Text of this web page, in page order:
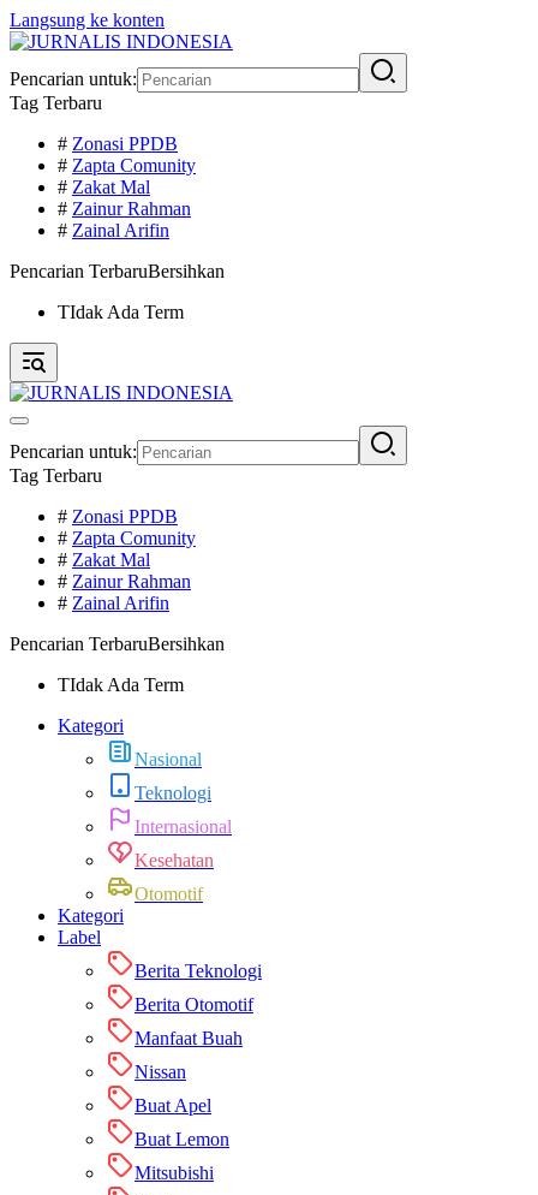
Langsung ke konten
Pencarian untuk:
Tag Terbaru
# Zonasi PPDB
# Zapta Comunity
# Zakat Mal
# Zainur Rahman
# Zainal Arifin
Pencarian TerbaruBersihkan
TIdak Ada Term
Pencarian untuk:
Tag Terbaru
# Zonasi PPDB
# Zapta Comunity
# Zakat Mal
# Zainur Rahman
# Zainal Arifin
Pencarian TerbaruBersihkan
TIdak Ada Term
Kategori
Nasional
Teknologi
Internasional
Kesehatan
Otomotif
Kategori
Label
Berita Teknologi
Berita Otomotif
Manfaat Buah
Nissan
Buat Apel
Buat Lemon
Mitsubishi